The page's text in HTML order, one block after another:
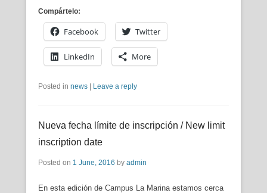
Compártelo:
Facebook Twitter
LinkedIn More
Posted in news Leave a reply
Nueva fecha límite de inscripción / New limit
inscription date
Posted on 1 June, 2016 by admin
En esta edición de Campus La Marina estamos cerca